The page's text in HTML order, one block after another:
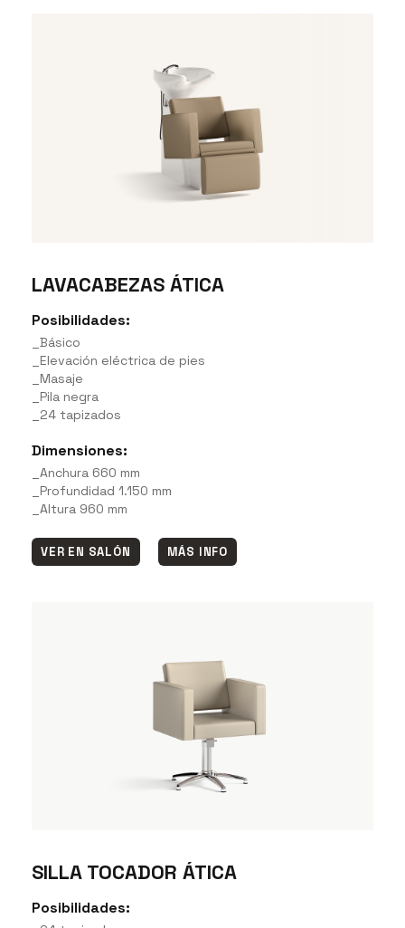
LAVACABEZAS ÁTICA
Posibilidades:
_Básico
_Elevación eléctrica de pies
_Masaje
_Pila negra
_24 tapizados
Dimensiones:
_Anchura 660 mm
_Profundidad 1.150 mm
_Altura 960 mm
VER EN SALÓN MÁS INFO
SILLA TOCADOR ÁTICA
Posibilidades: